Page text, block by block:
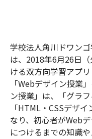
学校法人角川ドワン
は、2018年6月26日
ける双方向学習アプ
「Webデザイン授業
ン授業」は、「グラ
「HTML・CSSデザ
なり、初心者がWeb
につけるまでの知識